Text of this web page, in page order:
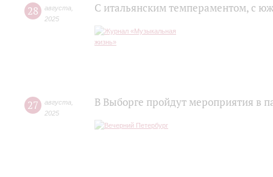
28 августа
2025
С итальянским темпераментом, с
27 августа
2025
В Выборге пройдут мероприятия в